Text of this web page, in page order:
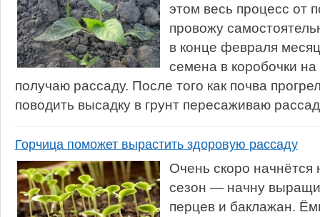
этом весь процесс от
провожу
в конце февраля
семена в коробочки на
получаю рассаду. После того как почва
поводить высадку в грунт пересаживаю
Горчица поможет вырастить здоровую рассаду
Очень скоро начнётся
сезон — начну
перцев и баклажан.